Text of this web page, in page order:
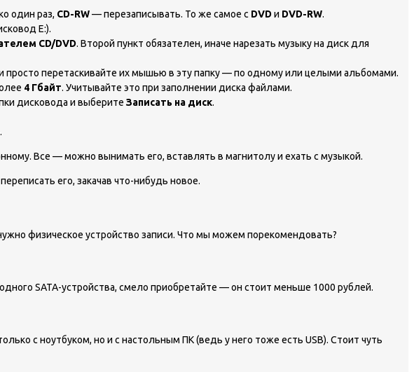
один раз, CD-RW— перезаписывать. То же самое с DVD и DVD-RW.
E:).
CD/DVD. Второй пункт обязателен, иначе нарезать музыку на диск для
просто перетаскивайте их мышью в эту папку — по одному или целыми альбомами.
4 Гбайт. Учитывайте это при заполнении диска файлами.
дисковода и выберите Записать на диск.
.
Все — можно вынимать его, вставлять в магнитолу и ехать с музыкой.
его, закачав что-нибудь новое.
физическое устройство записи. Что мы можем порекомендовать?
SATA-устройства, смело приобретайте — он стоит меньше 1000 рублей.
с ноутбуком, но и с настольным ПК (ведь у него тоже есть USB). Стоит чуть